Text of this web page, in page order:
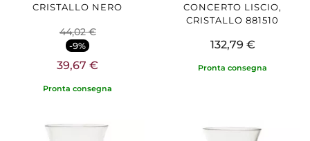
CRISTALLO NERO
44,02 €
-9%
39,67 €
Pronta consegna
CONCERTO LISCIO,
CRISTALLO 881510
132,79 €
Pronta consegna